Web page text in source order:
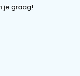
je graag!